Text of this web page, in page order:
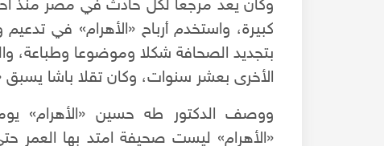
وكان يعد مرجعا لكل حادث في مصر منذ
كبيرة، واستخدم أرباح «الأهرام» في
بتجديد الصحافة شكلا وموضوعا وطباعة،
الأخرى بعشر سنوات، وكان تقلا باشا يسبق
ووصف الدكتور طه حسين «الأهرام»
«الأهرام» ليست صحيفة امتد بها العمر